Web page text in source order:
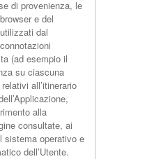
di provenienza, le
e del
dal
(ad esempio il
su ciascuna
all’itinerario
alla
consultate, ai
sistema operativo e
dell’Utente.